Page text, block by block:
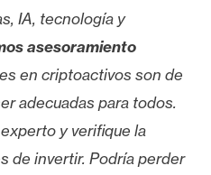
IA, tecnología y
asesoramiento
en criptoactivos son de
adecuadas para todos.
y verifique la
de invertir. Podría perder